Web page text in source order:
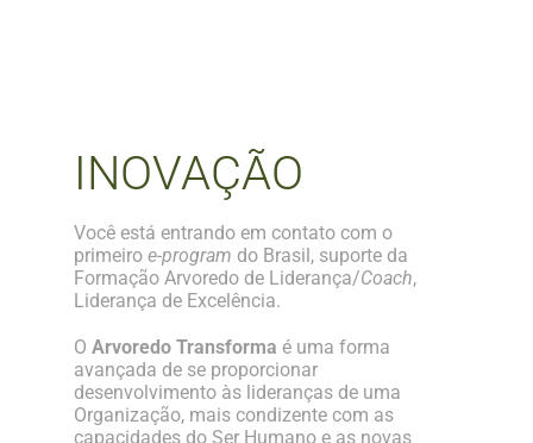
INOVAÇÃO
Você está entrando em contato com o
primeiro e-program do Brasil, suporte da
Formação Arvoredo de Liderança/Coach,
Liderança de Excelência.
O Arvoredo Transforma é uma forma
avançada de se proporcionar
desenvolvimento às lideranças de uma
Organização, mais condizente com as
capacidades do Ser Humano e as novas